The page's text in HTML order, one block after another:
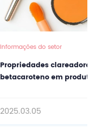
do pó de
produtos para cuidados